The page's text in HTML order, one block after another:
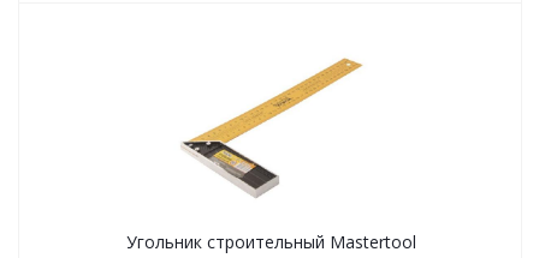
Угольник строительный Mastertool